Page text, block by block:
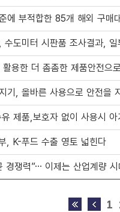
에 부적합한 85개 해외 구매
수도미터 시판품 조사결과,
활용한 더 촘촘한 제품안전으
기, 올바른 사용으로 안전을
제품,보호자 없이 사용시 아
, K-푸드 수출 영토 넓힌다
경쟁력”… 이제는 산업계량 시
1